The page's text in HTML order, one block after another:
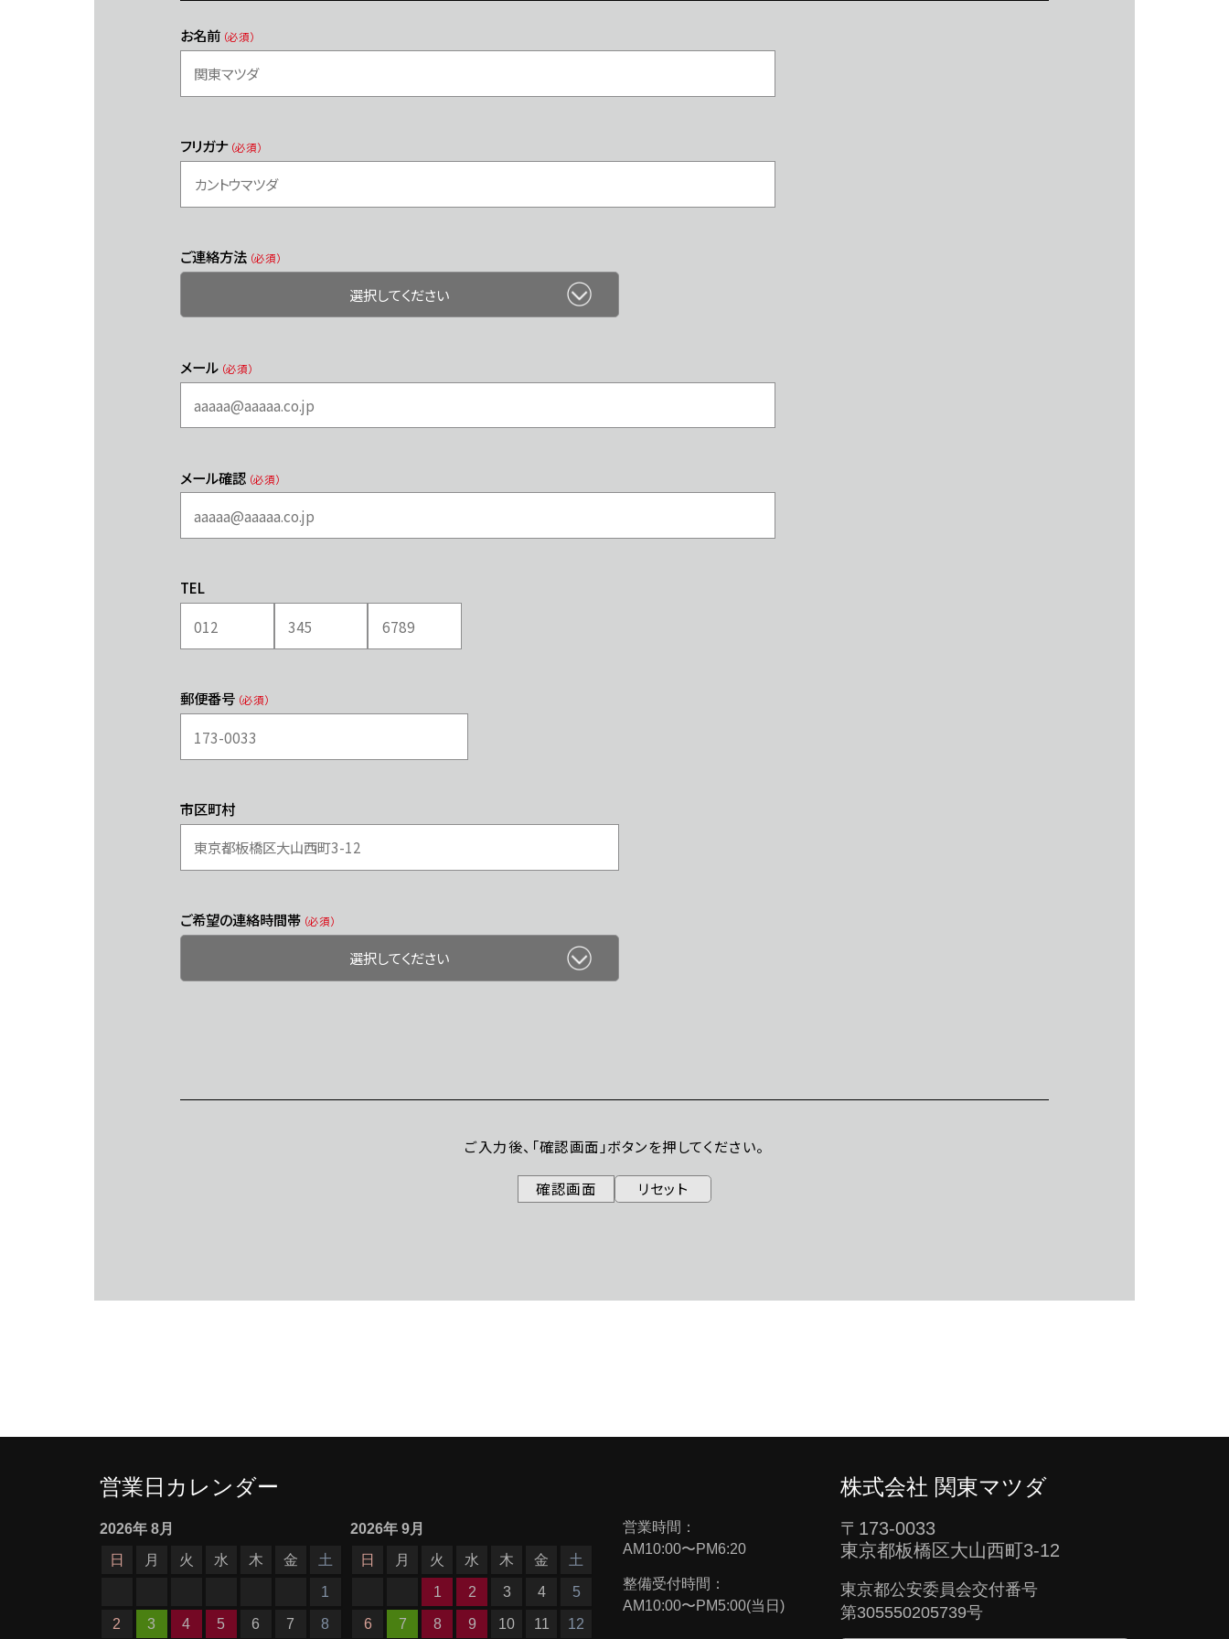
お名前 （必須）
フリガナ （必須）
ご連絡方法 （必須）
メール （必須）
メール確認 （必須）
TEL
郵便番号 （必須）
市区町村
ご希望の連絡時間帯 （必須）
ご入力後、「確認画面」ボタンを押してください。
営業日カレンダー
2026年 8月
日
月 火 水 木 金
土
1
2
3 4 5 6 7 8
2026年9月
日
月 火 水 木 金
土
1
2 3 4
5
6
7 8 9 10 11 12
営業時間：
AM10:00〜PM6:20
整備受付時間：
AM10:00〜PM5:00(当日)
株式会社 関東マツダ
〒173-0033
東京都板橋区大山西町3-12
東京都公安委員会交付番号
第305550205739号